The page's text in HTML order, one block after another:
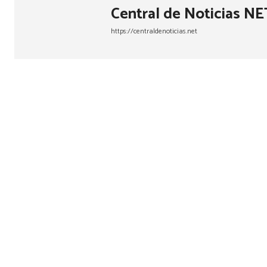
Central de Noticias
https://centraldenoticias.net